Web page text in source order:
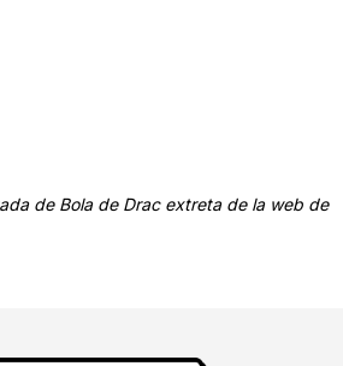
de Bola de Drac extreta de la web de